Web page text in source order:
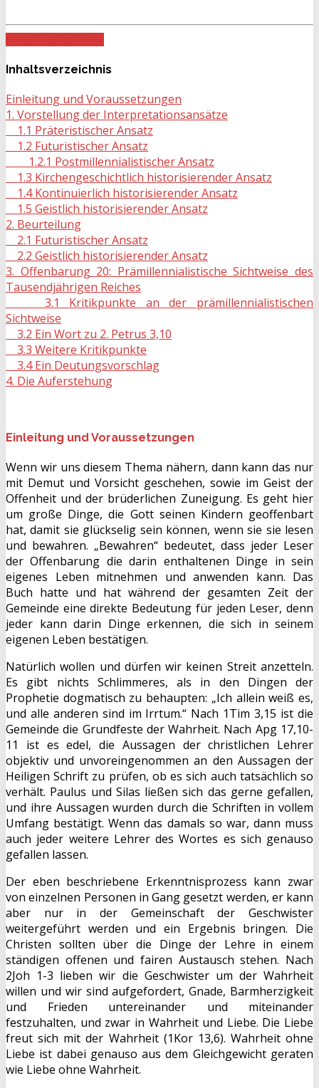
Inhaltsverzeichnis
Einleitung und Voraussetzungen
1. Vorstellung der Interpretationsansätze
1.1 Präteristischer Ansatz
1.2 Futuristischer Ansatz
1.2.1 Postmillennialistischer Ansatz
1.3 Kirchengeschichtlich historisierender Ansatz
1.4 Kontinuierlich historisierender Ansatz
1.5 Geistlich historisierender Ansatz
2. Beurteilung
2.1 Futuristischer Ansatz
2.2 Geistlich historisierender Ansatz
3. Offenbarung 20: Prämillennialistische Sichtweise des
Tausendjährigen Reiches
3.1 Kritikpunkte an der prämillennialistischen
Sichtweise
3.2 Ein Wort zu 2. Petrus 3,10
3.3 Weitere Kritikpunkte
3.4 Ein Deutungsvorschlag
4. Die Auferstehung
Einleitung und Voraussetzungen
Wenn wir uns diesem Thema nähern, dann kann das nur
mit Demut und Vorsicht geschehen, sowie im Geist der
Offenheit und der brüderlichen Zuneigung. Es geht hier
um große Dinge, die Gott seinen Kindern geoffenbart
hat, damit sie glückselig sein können, wenn sie sie lesen
und bewahren. „Bewahren“ bedeutet, dass jeder Leser
der Offenbarung die darin enthaltenen Dinge in sein
eigenes Leben mitnehmen und anwenden kann. Das
Buch hatte und hat während der gesamten Zeit der
Gemeinde eine direkte Bedeutung für jeden Leser, denn
jeder kann darin Dinge erkennen, die sich in seinem
eigenen Leben bestätigen.
Natürlich wollen und dürfen wir keinen Streit anzetteln.
Es gibt nichts Schlimmeres, als in den Dingen der
Prophetie dogmatisch zu behaupten: „Ich allein weiß es,
und alle anderen sind im Irrtum.“ Nach 1Tim 3,15 ist die
Gemeinde die Grundfeste der Wahrheit. Nach Apg 17,10-
11 ist es edel, die Aussagen der christlichen Lehrer
objektiv und unvoreingenommen an den Aussagen der
Heiligen Schrift zu prüfen, ob es sich auch tatsächlich so
verhält. Paulus und Silas ließen sich das gerne gefallen,
und ihre Aussagen wurden durch die Schriften in vollem
Umfang bestätigt. Wenn das damals so war, dann muss
auch jeder weitere Lehrer des Wortes es sich genauso
gefallen lassen.
Der eben beschriebene Erkenntnisprozess kann zwar
von einzelnen Personen in Gang gesetzt werden, er kann
aber nur in der Gemeinschaft der Geschwister
weitergeführt werden und ein Ergebnis bringen. Die
Christen sollten über die Dinge der Lehre in einem
ständigen offenen und fairen Austausch stehen. Nach
2Joh 1-3 lieben wir die Geschwister um der Wahrheit
willen und wir sind aufgefordert, Gnade, Barmherzigkeit
und Frieden untereinander und miteinander
festzuhalten, und zwar in Wahrheit und Liebe. Die Liebe
freut sich mit der Wahrheit (1Kor 13,6). Wahrheit ohne
Liebe ist dabei genauso aus dem Gleichgewicht geraten
wie Liebe ohne Wahrheit.